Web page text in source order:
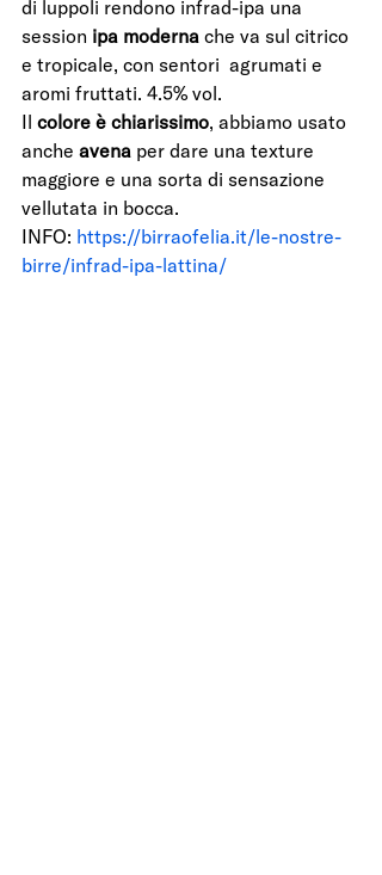
di luppoli rendono infrad-ipa una
session ipa moderna che va sul citrico
e tropicale, con sentori  agrumati e
aromi fruttati. 4.5% vol.
Il colore è chiarissimo, abbiamo usato
anche avena per dare una texture
maggiore e una sorta di sensazione
vellutata in bocca.
INFO: https://birraofelia.it/le-nostre-
birre/infrad-ipa-lattina/